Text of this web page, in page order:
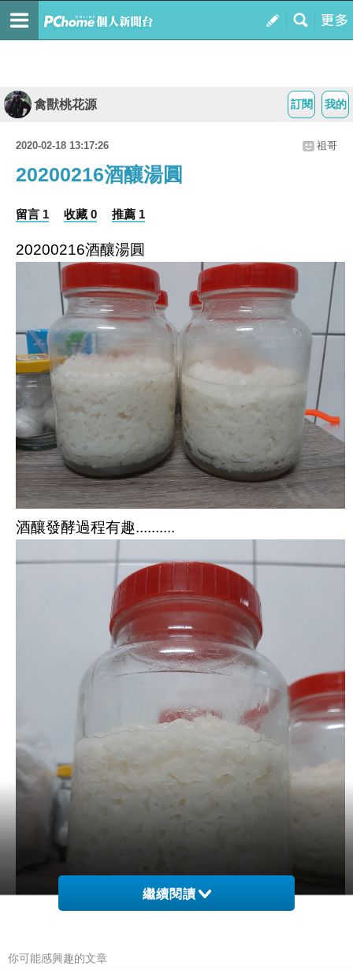
我的
訂閱
禽獸桃花源
2020-02-18 13:17:26 祖哥
20200216酒釀湯圓
留言 1 收藏 0 推薦 1
20200216酒釀湯圓
酒釀發酵過程有趣..........
繼續閱讀
你可能感興趣的文章